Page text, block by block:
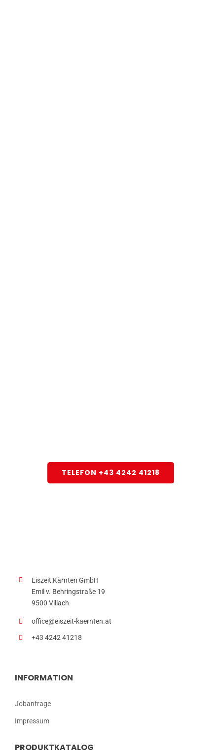
TELEFON +43 4242 41218
Eiszeit Kärnten GmbH
Emil v. Behringstraße 19
9500 Villach
office@eiszeit-kaernten.at
+43 4242 41218
INFORMATION
Jobanfrage
Impressum
PRODUKTKATALOG